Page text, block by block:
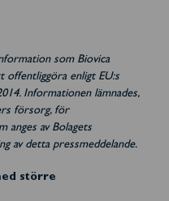
som Biovica
offentliggöra enligt EU:s
Informationen lämnades,
försorg, för
anges av Bolagets
av detta pressmeddelande.
större